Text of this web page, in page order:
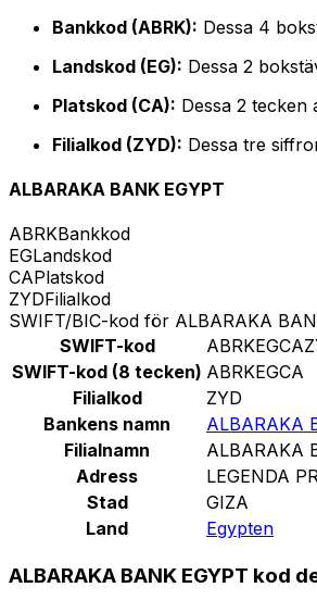
Bankkod (ABRK): Dessa 4
Landskod (EG): Dessa 2
Platskod (CA): Dessa 2
Filialkod (ZYD): Dessa tre
ALBARAKA BANK EGYPT
ABRKBankkod
EGLandskod
CAPlatskod
ZYDFilialkod
SWIFT/BIC-kod för ALBARAKA
SWIFT-kod
SWIFT-kod (8 tecken) ABRKEGCA
Filialkod
ZYD
Bankens namn
ALBARAKA
Filialnamn
ALBARAKA
Adress
LEGENDA
Stad
GIZA
Land
Egypten
ALBARAKA BANK EGYPT kod